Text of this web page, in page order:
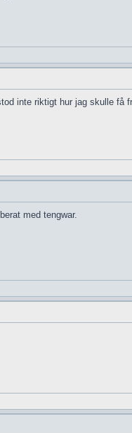
inte riktigt hur jag skulle få
med tengwar.